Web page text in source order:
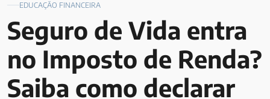
EDUCAÇÃO FINANCEIRA
Seguro de Vida entra
no Imposto de Renda?
Saiba como declarar